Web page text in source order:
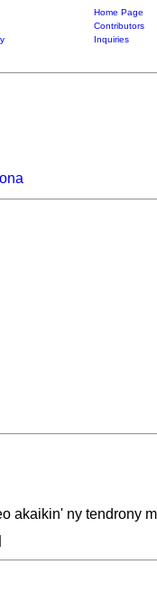
Home Page
Contributors
Inquiries
akaikin' ny tendrony